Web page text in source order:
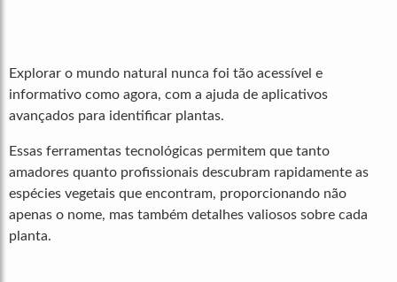
Explorar o mundo natural nunca foi tão acessível e
informativo como agora, com a ajuda de aplicativos
avançados para identificar plantas.
Essas ferramentas tecnológicas permitem que tanto
amadores quanto profissionais descubram rapidamente as
espécies vegetais que encontram, proporcionando não
apenas o nome, mas também detalhes valiosos sobre cada
planta.